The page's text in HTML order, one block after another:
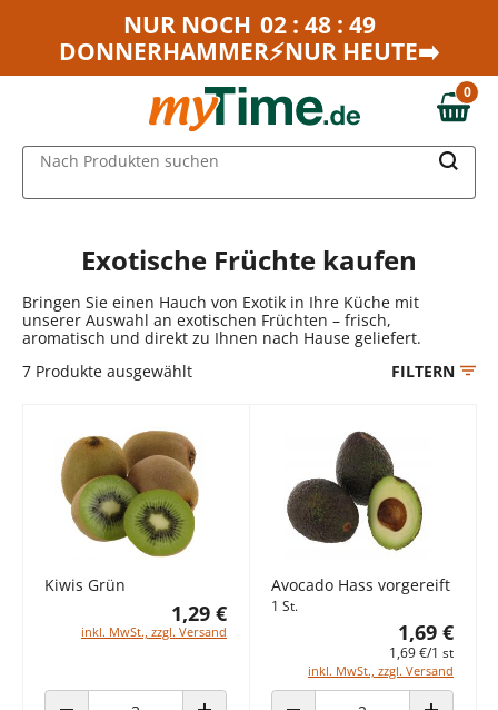
Zum Hauptinhalt springen
Zur Navigation springen
NUR NOCH 02 : 48 : 49
DONNERHAMMER⚡NUR HEUTE➡️
0,00 €
0
Nach Produkten suchen
Exotische Früchte kaufen
Bringen Sie einen Hauch von Exotik in Ihre Küche mit
unserer Auswahl an exotischen Früchten – frisch,
aromatisch und direkt zu Ihnen nach Hause geliefert.
7 Produkte ausgewählt FILTERN
Kiwis Grün
1,29 €
inkl. MwSt., zzgl. Versand
Avocado Hass vorgereift
1 St.
1,69 €
1,69 €/1 st
inkl. MwSt., zzgl. Versand